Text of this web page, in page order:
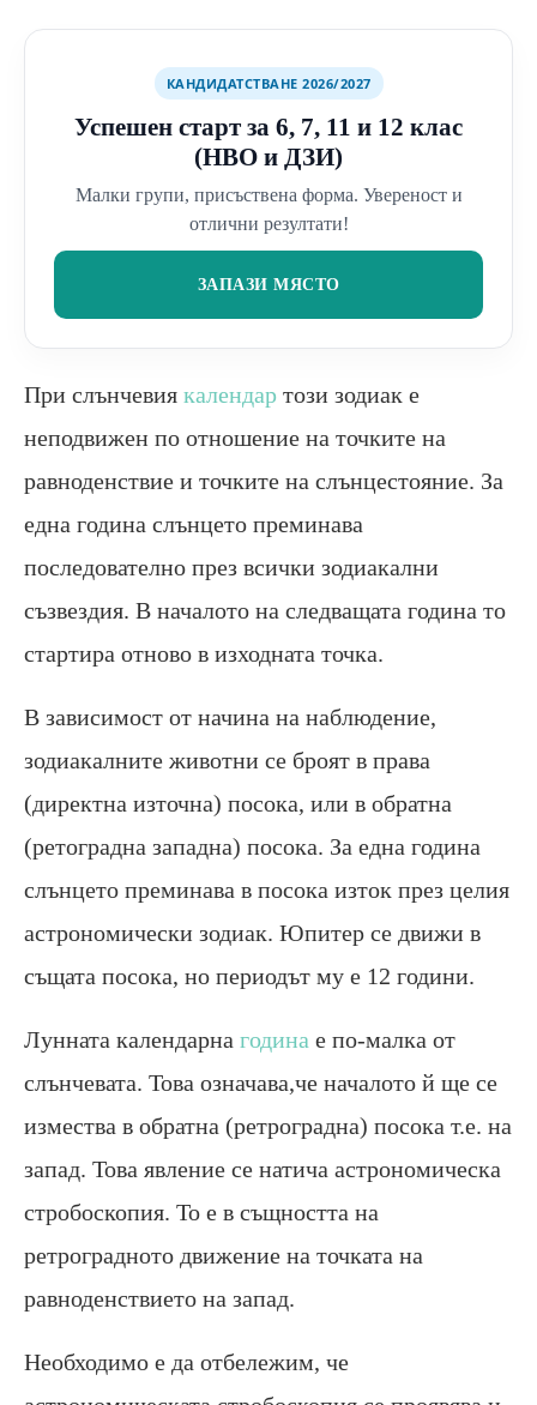
КАНДИДАТСТВАНЕ 2026/2027
Успешен старт за 6, 7, 11 и 12 клас
(НВО и ДЗИ)
Малки групи, присъствена форма. Увереност и
отлични резултати!
ЗАПАЗИ МЯСТО
При слънчевия календар този зодиак е
неподвижен по отношение на точките на
равноденствие и точките на слънцестояние. За
една година слънцето преминава
последователно през всички зодиакални
съзвездия. В началото на следващата година то
стартира отново в изходната точка.
В зависимост от начина на наблюдение,
зодиакалните животни се броят в права
(директна източна) посока, или в обратна
(ретоградна западна) посока. За една година
слънцето преминава в посока изток през целия
астрономически зодиак. Юпитер се движи в
същата посока, но периодът му е 12 години.
Лунната календарна година е по-малка от
слънчевата. Това означава,че началото й ще се
измества в обратна (ретроградна) посока т.е. на
запад. Това явление се натича астрономическа
стробоскопия. То е в същността на
ретроградното движение на точката на
равноденствието на запад.
Необходимо е да отбележим, че